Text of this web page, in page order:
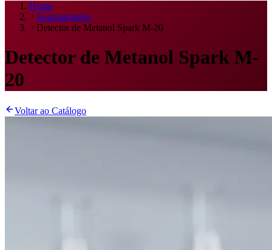
Home
Equipamentos
Detector de Metanol Spark M-20
Detector de Metanol Spark M-
20
Voltar ao Catálogo